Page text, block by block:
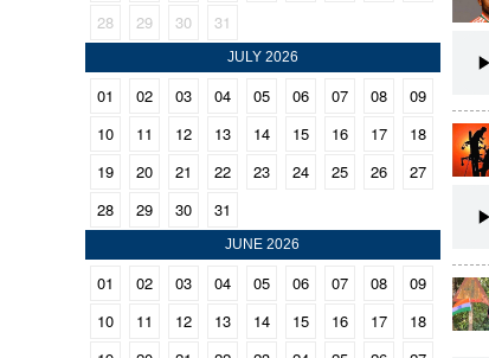
LIFESTYLE
28
29 30 31
JULY 2026
01 02 03 04 05 06 07 08
09
10
11 12 13 14 15 16 17
18
19
20 21 22 23 24 25 26
27
28
29 30 31
JUNE 2026
01 02 03 04 05 06 07 08
09
10
11 12 13 14 15 16 17
18